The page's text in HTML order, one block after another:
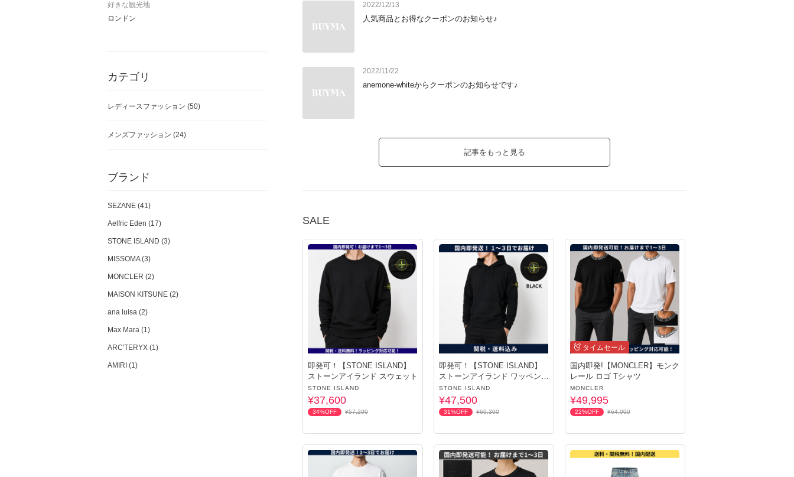
好きな観光地
ロンドン
カテゴリ
レディースファッション (50)
メンズファッション (24)
ブランド
SEZANE (41)
Aelfric Eden (17)
STONE ISLAND (3)
MISSOMA (3)
MONCLER (2)
MAISON KITSUNE (2)
ana luisa (2)
Max Mara (1)
ARC'TERYX (1)
AMIRI (1)
2022/12/13
人気商品とお得なクーポンのお知らせ♪
2022/11/22
anemone-whiteからクーポンのお知らせです♪
記事をもっと見る
SALE
即発可！【STONE ISLAND】
ストーンアイランド スウェット
STONE ISLAND
¥37,600
34%OFF ¥57,200
即発可！【STONE ISLAND】
ストーンアイランド ワッペン
パーカー
STONE ISLAND
¥47,500
31%OFF ¥69,300
タイムセール
国内即発!【MONCLER】モンク
レール ロゴ Tシャツ
MONCLER
¥49,995
22%OFF ¥64,900